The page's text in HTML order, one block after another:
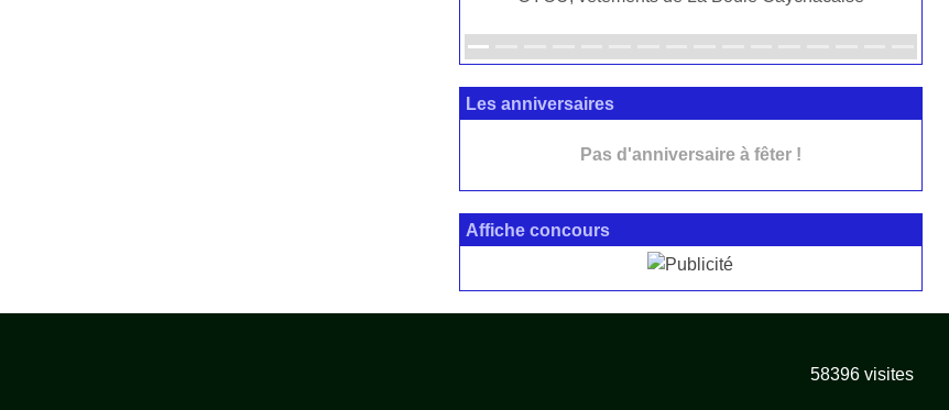
Les anniversaires
Pas d'anniversaire à fêter !